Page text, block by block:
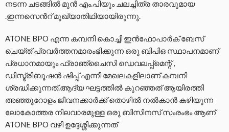
നടന്ന ചടങ്ങിൽ മുൻ എം.പിയും ചലച്ചിത്ര താരവുമായ
.ഇന്നസെൻറ് മുഖ്യാതിഥിയായിരുന്നു.
ATONE BPO എന്ന കമ്പനി കൊച്ചി ഇൻഫോപാർക് ബേസ്
ചെയ്ത് പ്രവർത്തനമാരംഭിക്കുന്ന ഒരു ബിപിഒ സ്ഥാപനമാണ്
പ്രധാനമായും ഫ്രാഞ്ചൈസി ഡെവലപ്പ്മെന്റ് ,
ഡിസ്ട്രിബൂഷൻ ഷിപ്പ് എന്നീ മേഖലകളിലാണ് കമ്പനി
ശ്രദ്ധിക്കുന്നത്.ആദ്യ ഘട്ടത്തിൽ കുറഞ്ഞത് ആയിരത്തി
അഞ്ഞൂറോളം ജീവനക്കാർക്ക് തൊഴിൽ നൽകാൻ കഴിയുന്ന
ലോകോത്തര നിലവാരമുള്ള ഒരു ബിസിനസ് സംരംഭം ആണ്
ATONE BPO വഴി ഉദ്ദേശ്ശിക്കുന്നത്